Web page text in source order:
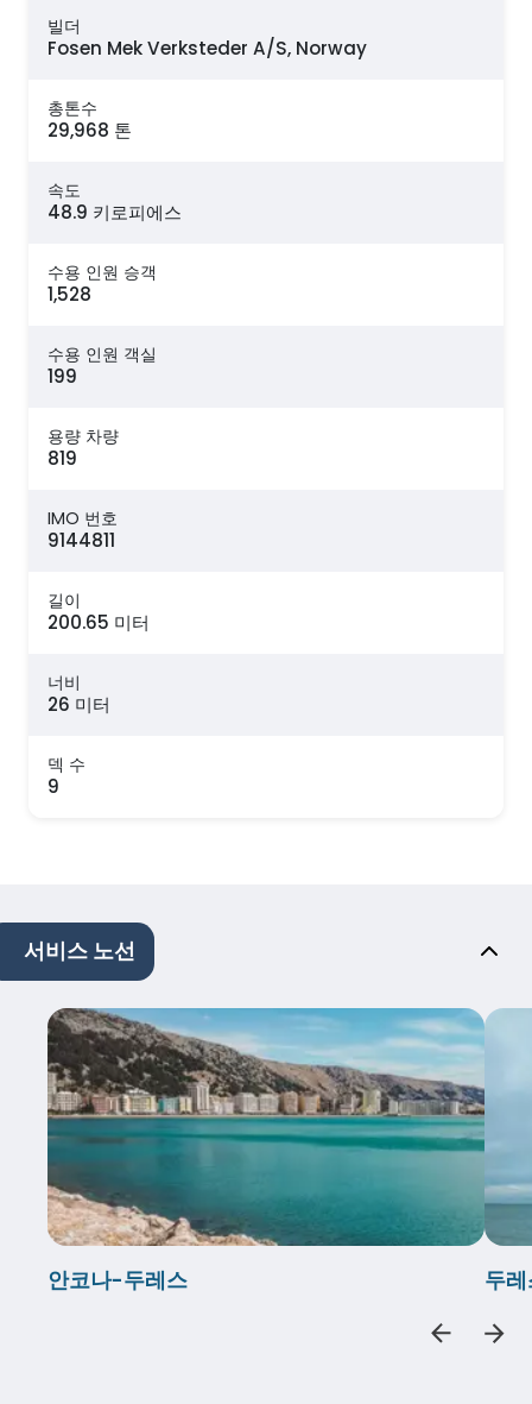
빌더
Fosen Mek Verksteder A/S, Norway
총톤수
29,968 톤
속도
48.9 키로피에스
수용 인원 승객
1,528
수용 인원 객실
199
용량 차량
819
IMO 번호
9144811
길이
200.65 미터
너비
26 미터
덱 수
9
서비스 노선
안코나-두레스 두